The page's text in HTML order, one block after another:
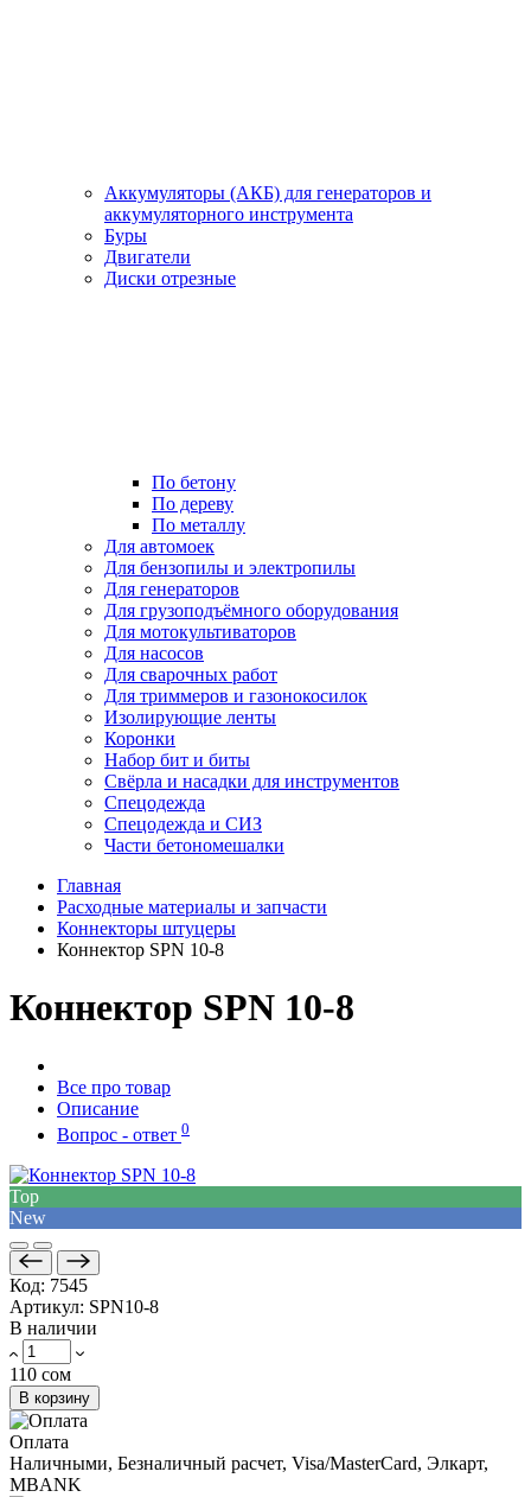
Аккумуляторы (АКБ) для генераторов и
аккумуляторного инструмента
Буры
Двигатели
Диски отрезные
По бетону
По дереву
По металлу
Для автомоек
Для бензопилы и электропилы
Для генераторов
Для грузоподъёмного оборудования
Для мотокультиваторов
Для насосов
Для сварочных работ
Для триммеров и газонокосилок
Изолирующие ленты
Коронки
Набор бит и биты
Свёрла и насадки для инструментов
Спецодежда
Спецодежда и СИЗ
Части бетономешалки
Главная
Расходные материалы и запчасти
Коннекторы штуцеры
Коннектор SPN 10-8
Коннектор SPN 10-8
Все про товар
Описание
Вопрос - ответ 0
Top
New
Код: 7545
Артикул: SPN10-8
В наличии
110 сом
В корзину
Оплата
Наличными, Безналичный расчет, Visa/MasterCard, Элкарт,
MBANK